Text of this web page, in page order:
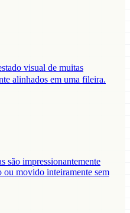
visual de muitas
alinhados em uma fileira.
são impressionantemente
ou movido inteiramente sem